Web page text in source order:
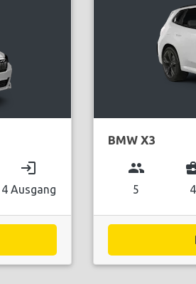
login
4 Ausgang
BMW X3
group
5 4